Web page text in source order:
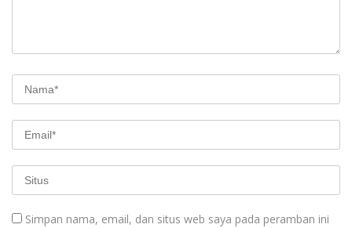
Simpan nama, email, dan situs web saya pada peramban ini